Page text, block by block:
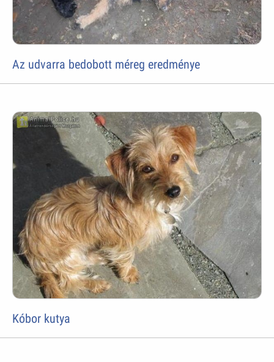
Az udvarra bedobott méreg eredménye
Kóbor kutya